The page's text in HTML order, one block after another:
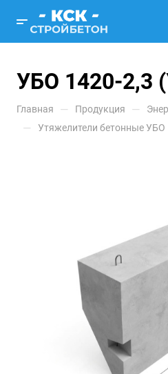
УБО 1420-2,3
Главная — Продукция —
— Утяжелители бетонные УБО